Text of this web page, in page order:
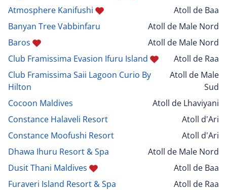
Atmosphere Kanifushi
Atoll de Baa
Banyan Tree Vabbinfaru
Atoll de Male Nord
Baros
Atoll de Male Nord
Club Framissima Evasion Ifuru Island
Atoll de Raa
Club Framissima Saii Lagoon Curio By
Hilton
Atoll de Male
Sud
Cocoon Maldives
Atoll de Lhaviyani
Constance Halaveli Resort
Atoll d'Ari
Constance Moofushi Resort
Atoll d'Ari
Dhawa Ihuru Resort & Spa
Atoll de Male Nord
Dusit Thani Maldives
Atoll de Baa
Furaveri Island Resort & Spa
Atoll de Raa